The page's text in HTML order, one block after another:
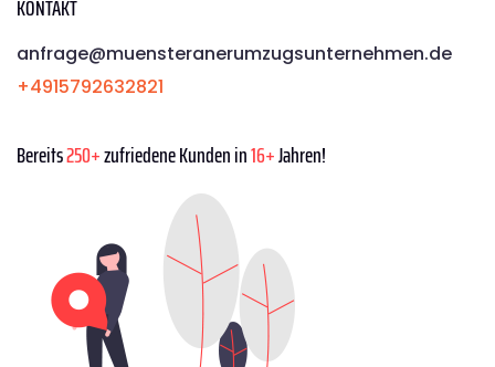
KONTAKT
anfrage@muensteranerumzugsunternehmen.de
+4915792632821
Bereits250+zufriedene Kunden in16+Jahren!